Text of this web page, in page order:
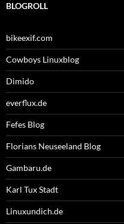
BLOGROLL
bikeexif.com
Cowboys Linuxblog
Dimido
everflux.de
Fefes Blog
Florians Neuseeland Blog
Gambaru.de
Karl Tux Stadt
Linuxundich.de